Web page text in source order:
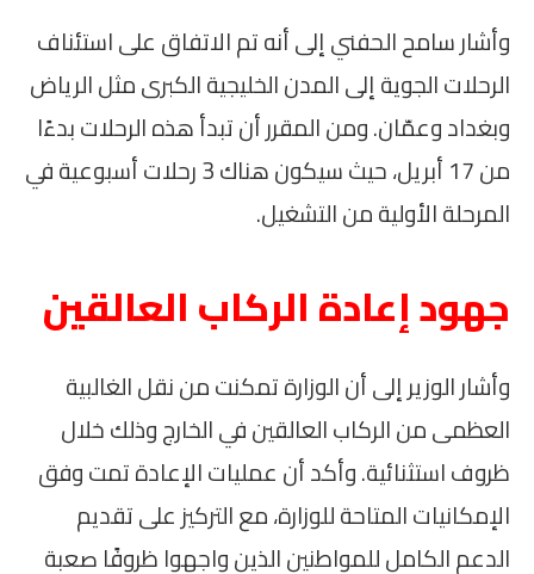
وأشار سامح الحفني إلى أنه تم الاتفاق على استئناف
الرحلات الجوية إلى المدن الخليجية الكبرى مثل الرياض
وبغداد وعمّان. ومن المقرر أن تبدأ هذه الرحلات بدءًا
من 17 أبريل، حيث سيكون هناك 3 رحلات أسبوعية في
المرحلة الأولية من التشغيل.
جهود إعادة الركاب العالقين
وأشار الوزير إلى أن الوزارة تمكنت من نقل الغالبية
العظمى من الركاب العالقين في الخارج وذلك خلال
ظروف استثنائية. وأكد أن عمليات الإعادة تمت وفق
الإمكانيات المتاحة للوزارة، مع التركيز على تقديم
الدعم الكامل للمواطنين الذين واجهوا ظروفًا صعبة